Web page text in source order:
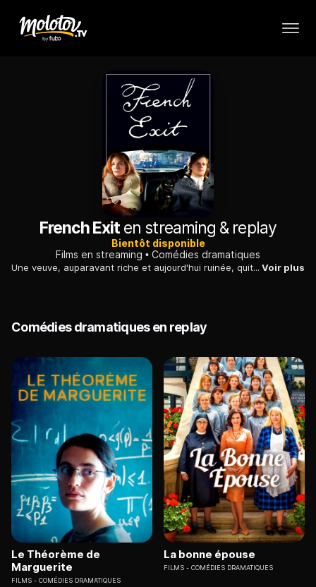
French Exiten streaming & replay
Bientôt disponible
Films en streaming
Comédies dramatiques
Une veuve, auparavant riche et aujourd'hui ruinée, quitte New York et s'installe à Paris avec son fils. Tous deux font des rencontres qui donnent un nouveau sens à leur vie. Voir plus
Comédies dramatiques en replay
Le Théorème de
Marguerite
FILMS COMÉDIES DRAMATIQUES
La bonne épouse
FILMS COMÉDIES DRAMATIQUES